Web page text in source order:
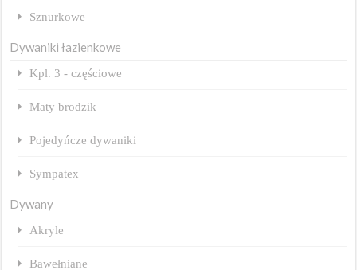
Sznurkowe
Dywaniki łazienkowe
Kpl. 3 - częściowe
Maty brodzik
Pojedyńcze dywaniki
Sympatex
Dywany
Akryle
Bawełniane